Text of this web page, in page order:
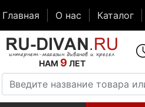
Главная О нас Каталог
НАМ 9 ЛЕТ